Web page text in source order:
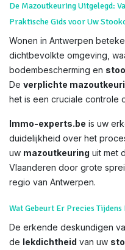
De Mazoutkeuring Uitgelegd:
Praktische Gids voor Uw
Wonen in Antwerpen
dichtbevolkte omgeving,
bodembescherming en
De verplichte
het is een cruciale controle
Immo-experts.be is uw
duidelijkheid over het
uw mazoutkeuring uit met
Vlaanderen door grote
regio van Antwerpen.
Wat Gebeurt Er Precies Tijdens
De erkende deskundigen
de lekdichtheid van uw